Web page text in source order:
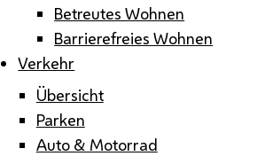
Betreutes Wohnen
Barrierefreies Wohnen
Verkehr
Übersicht
Parken
Auto & Motorrad